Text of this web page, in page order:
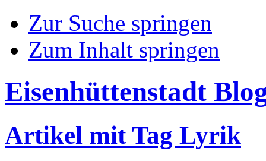
Zur Suche springen
Zum Inhalt springen
Eisenhüttenstadt
Artikel mit Tag Lyrik